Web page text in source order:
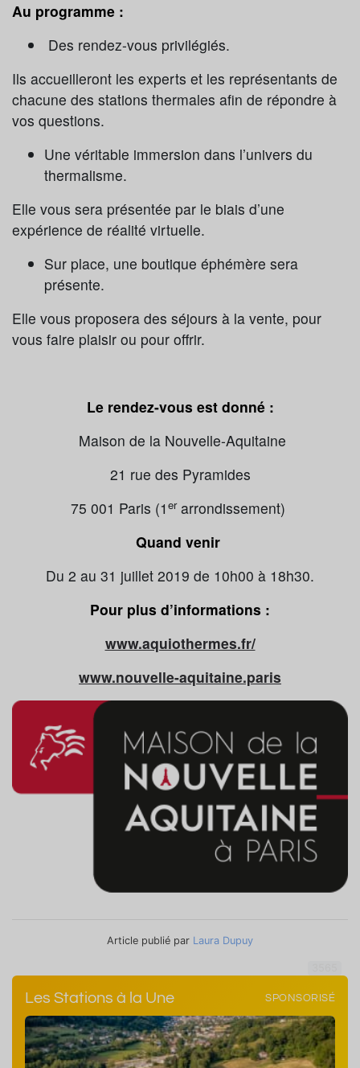
Au programme :
Des rendez-vous privilégiés.
Ils accueilleront les experts et les représentants de
chacune des stations thermales afin de répondre à
vos questions.
Une véritable immersion dans l’univers du
thermalisme.
Elle vous sera présentée par le biais d’une
expérience de réalité virtuelle.
Sur place, une boutique éphémère sera
présente.
Elle vous proposera des séjours à la vente, pour
vous faire plaisir ou pour offrir.
Le rendez-vous est donné :
Maison de la Nouvelle-Aquitaine
21 rue des Pyramides
75 001 Paris (1 erarrondissement)
Quand venir
Du 2 au 31 juillet 2019 de 10h00 à 18h30.
Pour plus d’informations :
www.aquiothermes.fr/
www.nouvelle-aquitaine.paris
Article publié par Laura Dupuy
Les Stations à la Une SPONSORISÉ